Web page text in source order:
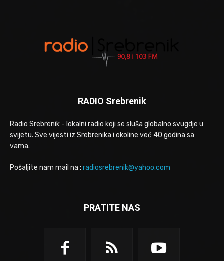
RADIO Srebrenik
Radio Srebrenik - lokalni radio koji se sluša globalno svugdje u
svijetu. Sve vijesti iz Srebrenika i okoline već 40 godina sa
vama.
Pošaljite nam mail na : radiosrebrenik@yahoo.com
PRATITE NAS